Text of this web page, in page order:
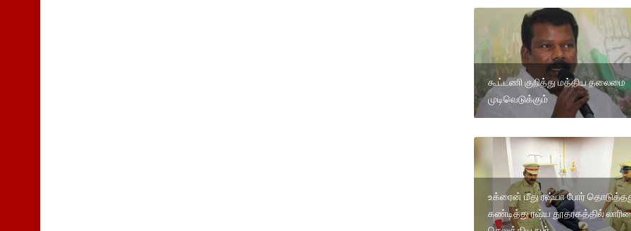
கூட்டணி குறித்து மத்திய தலைமை
முடிவெடுக்கும்
உக்ரைன் மீது ரஷ்யா போர்
கண்டித்து ரஷ்ய தூதரகத்தில்